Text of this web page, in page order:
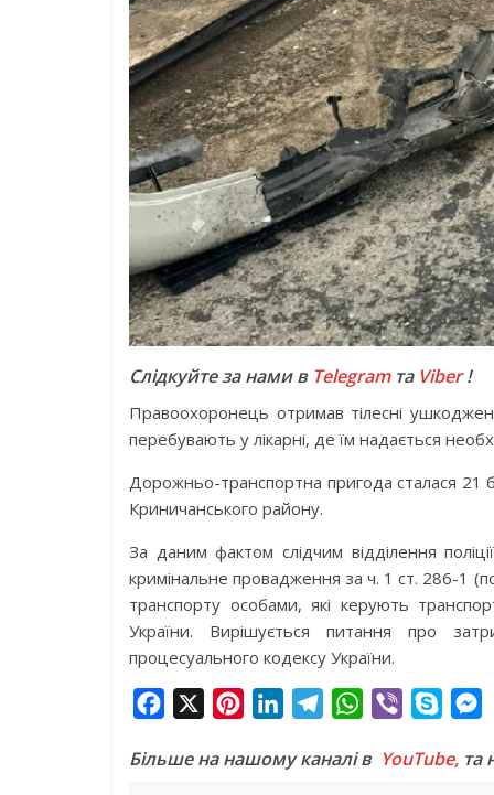
Слідкуйте за нами в Telegramта Viber!
Правоохоронець отримав тілесні
перебувають у лікарні, де їм надається
Дорожньо-транспортна пригода сталася 21
Криничанського району.
За даним фактом слідчим відділення
кримінальне провадження за ч. 1 ст. 286-1
транспорту особами, які керують
України. Вирішується питання про
процесуального кодексу України.
c
n
n
l
W
a
b
y
s
Більше на нашому каналі в YouTube, та